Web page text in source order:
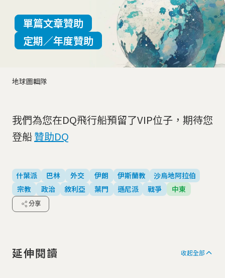
地球圖輯隊
單篇文章贊助
定期／年度贊助
我們為您在DQ飛行船預留了VIP位子，期待您
登船贊助DQ
什葉派 巴林 外交 伊朗 伊斯蘭教
沙烏地阿拉伯
宗教
政治 敘利亞 葉門 遜尼派 戰爭 中東
分享
延伸閱讀 收起全部